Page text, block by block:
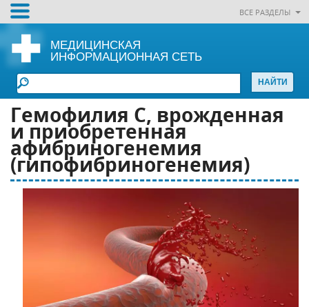
ВСЕ РАЗДЕЛЫ
МЕДИЦИНСКАЯ
ИНФОРМАЦИОННАЯ СЕТЬ
Гемофилия С, врожденная
и приобретенная
афибриногенемия
(гипофибриногенемия)